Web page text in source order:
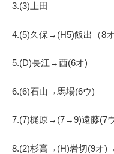
3.(3)上田
4.(5)久保→(H5)飯出（8オ
5.(D)長江→西(6オ)
6.(6)石山→馬場(6ウ)
7.(7)梶原→(7→9)遠藤(7
8.(2)杉高→(H)岩切(9オ